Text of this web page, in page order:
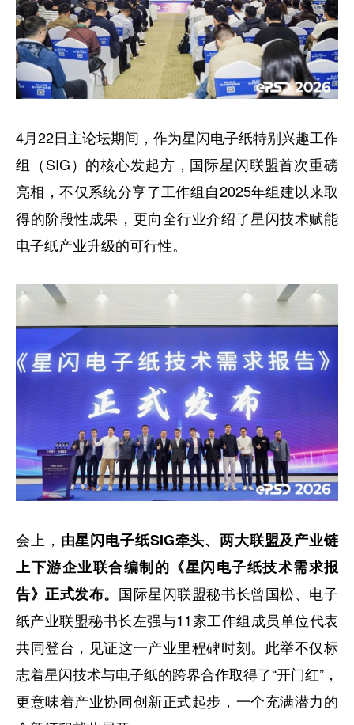
4月22日主论坛期间，作为星闪电子纸特别兴趣工作
组（SIG）的核心发起方，国际星闪联盟首次重磅
亮相，不仅系统分享了工作组自2025年组建以来取
得的阶段性成果，更向全行业介绍了星闪技术赋能
电子纸产业升级的可行性。
会上， 由星闪电子纸SIG牵头、两大联盟及产业链
上下游企业联合编制的《星闪电子纸技术需求报
告》正式发布。 国际星闪联盟秘书长曾国松、电子
纸产业联盟秘书长左强与11家工作组成员单位代表
共同登台，见证这一产业里程碑时刻。此举不仅标
志着星闪技术与电子纸的跨界合作取得了“开门红”，
更意味着产业协同创新正式起步，一个充满潜力的